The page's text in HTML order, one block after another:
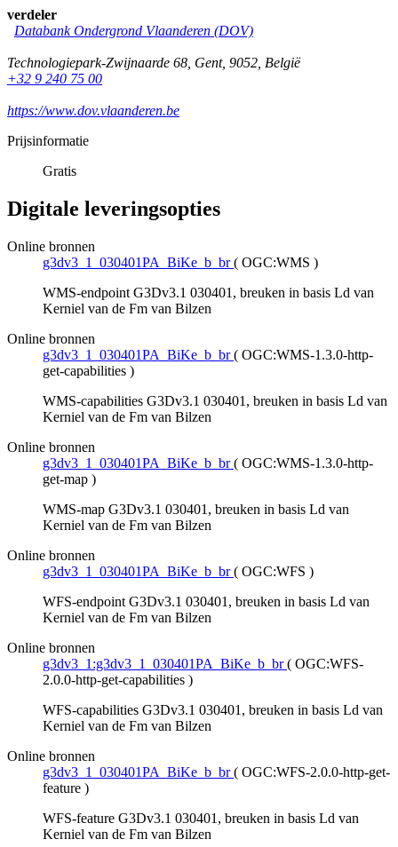
verdeler
Databank Ondergrond Vlaanderen (DOV)
Technologiepark-Zwijnaarde 68, Gent, 9052, België
+32 9 240 75 00
https://www.dov.vlaanderen.be
Prijsinformatie
Gratis
Digitale leveringsopties
Online bronnen
g3dv3_1_030401PA_BiKe_b_br ( OGC:WMS )
WMS-endpoint G3Dv3.1 030401, breuken in basis Ld van
Kerniel van de Fm van Bilzen
Online bronnen
g3dv3_1_030401PA_BiKe_b_br ( OGC:WMS-1.3.0-http-
get-capabilities )
WMS-capabilities G3Dv3.1 030401, breuken in basis Ld van
Kerniel van de Fm van Bilzen
Online bronnen
g3dv3_1_030401PA_BiKe_b_br ( OGC:WMS-1.3.0-http-
get-map )
WMS-map G3Dv3.1 030401, breuken in basis Ld van
Kerniel van de Fm van Bilzen
Online bronnen
g3dv3_1_030401PA_BiKe_b_br ( OGC:WFS )
WFS-endpoint G3Dv3.1 030401, breuken in basis Ld van
Kerniel van de Fm van Bilzen
Online bronnen
g3dv3_1:g3dv3_1_030401PA_BiKe_b_br ( OGC:WFS-
2.0.0-http-get-capabilities )
WFS-capabilities G3Dv3.1 030401, breuken in basis Ld van
Kerniel van de Fm van Bilzen
Online bronnen
g3dv3_1_030401PA_BiKe_b_br ( OGC:WFS-2.0.0-http-get-
feature )
WFS-feature G3Dv3.1 030401, breuken in basis Ld van
Kerniel van de Fm van Bilzen